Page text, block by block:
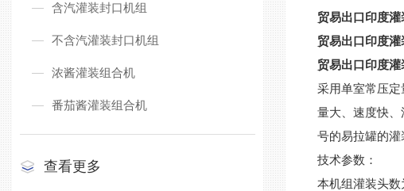
含汽灌装封口机组
不含汽灌装封口机组
浓酱灌装组合机
番茄酱灌装组合机
查看更多
贸易出口印度灌
贸易出口印度灌
贸易出口印度灌
采用单室常压
量大、速度快
号的易拉罐的灌
技术参数：
本机组灌装头数